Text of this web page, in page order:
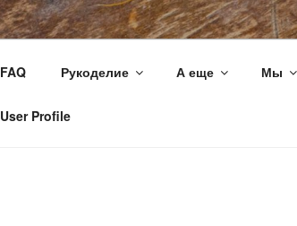
FAQ Рукоделие А еще Мы
User Profile